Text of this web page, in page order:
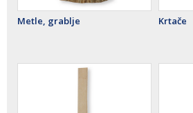
Metle, grablje Krtače